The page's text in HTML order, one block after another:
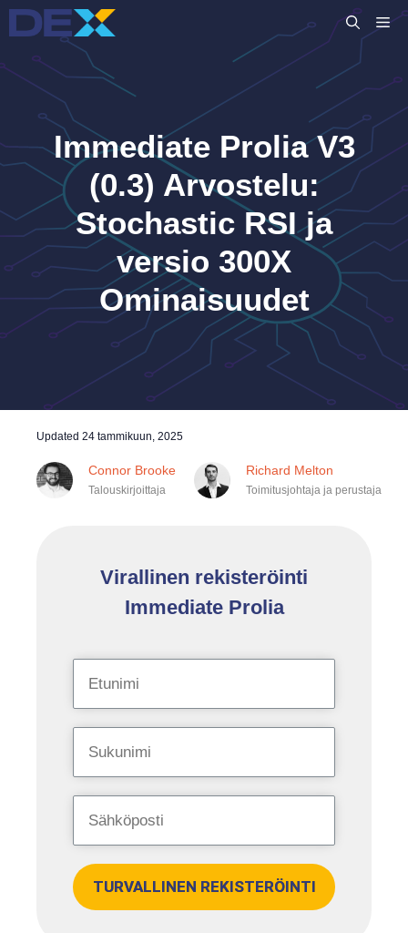
Siirry
sisältöön
Immediate Prolia V3
(0.3) Arvostelu:
Stochastic RSI ja
versio 300X
Ominaisuudet
Updated 24 tammikuun, 2025
Connor Brooke
Talouskirjoittaja
Richard Melton
Toimitusjohtaja ja perustaja
Virallinen rekisteröinti
Immediate Prolia
TURVALLINEN REKISTERÖINTI